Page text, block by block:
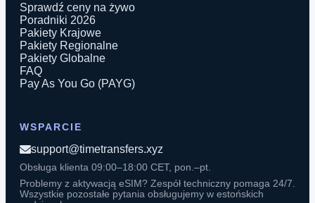
Sprawdź ceny na żywo
Poradniki 2026
Pakiety Krajowe
Pakiety Regionalne
Pakiety Globalne
FAQ
Pay As You Go (PAYG)
WSPARCIE
support@timetransfers.xyz
Obsługa klienta 09:00–18:00 CET, pon.–pt.
Problemy z aktywacją eSIM? Zespół techniczny pomaga 24/7.
Wszystkie pozostałe pytania obsługujemy w estońskich